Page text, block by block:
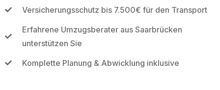
Versicherungsschutz bis 7.500€ für den Transport
Erfahrene Umzugsberater aus Saarbrücken
unterstützen Sie
Komplette Planung & Abwicklung inklusive